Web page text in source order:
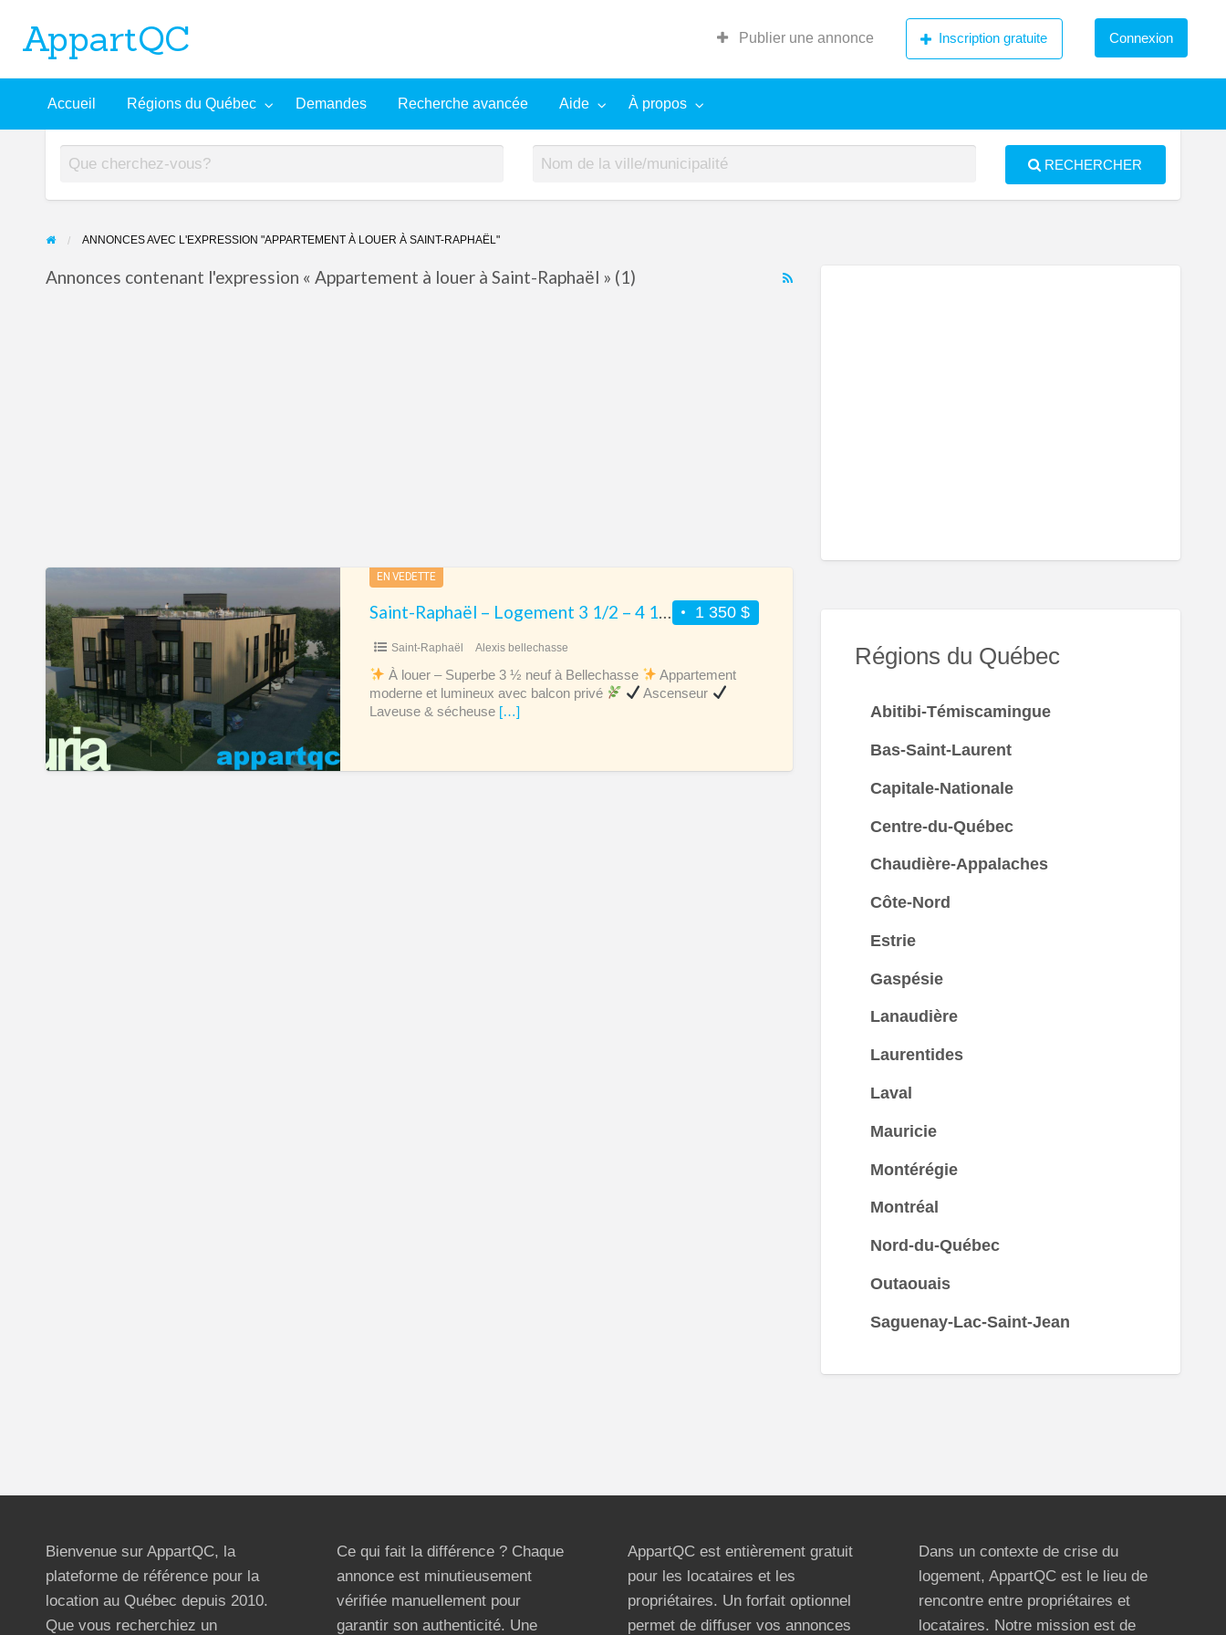
Recherche
Aide
À
AppartQC Publier une annonce Inscription gratuite Connexion
Accueil Régions du Québec Demandes Recherche avancée Aide À propos
RECHERCHER
ANNONCES AVEC L'EXPRESSION "APPARTEMENT À LOUER À SAINT-RAPHAËL"
RSS
Annonces contenant l'expression « Appartement à louer à Saint-Raphaël » (1)
Raphaël
–
Logement
3
1/2
–
4
1/2
EN VEDETTE
1 350 $
Saint-Raphaël – Logement 3 1/2 – 4 1/2 – 5 1/2 neufs à louer
Saint-Raphaël Alexis bellechasse
À louer – Superbe 3 ½ neuf à Bellechasse
Appartement
moderne et lumineux avec balcon privé
Ascenseur
Laveuse & sécheuse […]
Régions du Québec
Abitibi-Témiscamingue
Bas-Saint-Laurent
Capitale-Nationale
Centre-du-Québec
Chaudière-Appalaches
Côte-Nord
Estrie
Gaspésie
Lanaudière
Laurentides
Laval
Mauricie
Montérégie
Montréal
Nord-du-Québec
Outaouais
Saguenay-Lac-Saint-Jean
Bienvenue sur AppartQC, la
plateforme de référence pour la
location au Québec depuis 2010.
Que vous recherchiez un
Ce qui fait la différence ? Chaque
annonce est minutieusement
vérifiée manuellement pour
garantir son authenticité. Une
AppartQC est entièrement gratuit
pour les locataires et les
propriétaires. Un forfait optionnel
permet de diffuser vos annonces
Dans un contexte de crise du
logement, AppartQC est le lieu de
rencontre entre propriétaires et
locataires. Notre mission est de